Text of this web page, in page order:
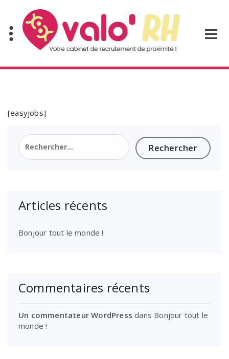
contenu
[easyjobs]
Rechercher :
Articles récents
Bonjour tout le monde !
Commentaires récents
Un commentateur WordPress dans Bonjour tout le
monde !